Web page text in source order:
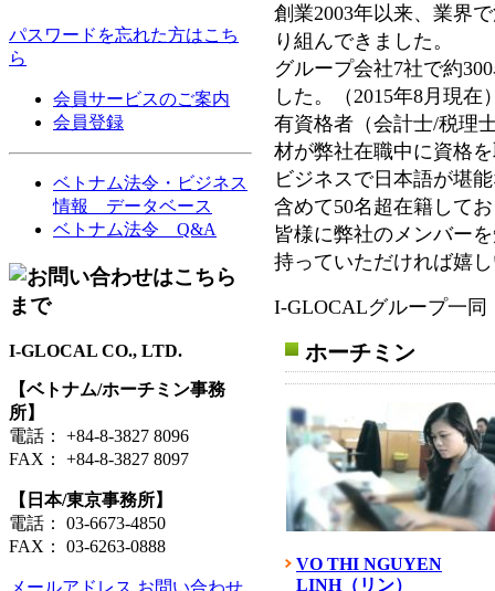
パスワードを忘れた方はこち
ら
会員サービスのご案内
会員登録
ベトナム法令・ビジネス
情報 データベース
ベトナム法令 Q&A
I-GLOCAL CO., LTD.
【ベトナム/ホーチミン事務
所】
電話： +84-8-3827 8096
FAX： +84-8-3827 8097
【日本/東京事務所】
電話： 03-6673-4850
FAX： 03-6263-0888
メールアドレス お問い合わせ
創業2003年以来、業界
り組んできました。
グループ会社7社で約
した。（2015年8月現在
有資格者（会計士/税理
材が弊社在職中に資格
ビジネスで日本語が堪
含めて50名超在籍して
皆様に弊社のメンバー
持っていただければ嬉
I-GLOCALグループ一同
ホーチミン
VO THI NGUYEN
LINH（リン）